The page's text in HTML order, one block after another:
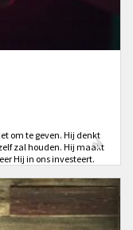
om te geven. Hij denkt
zal houden. Hij maakt
Hij in ons investeert.